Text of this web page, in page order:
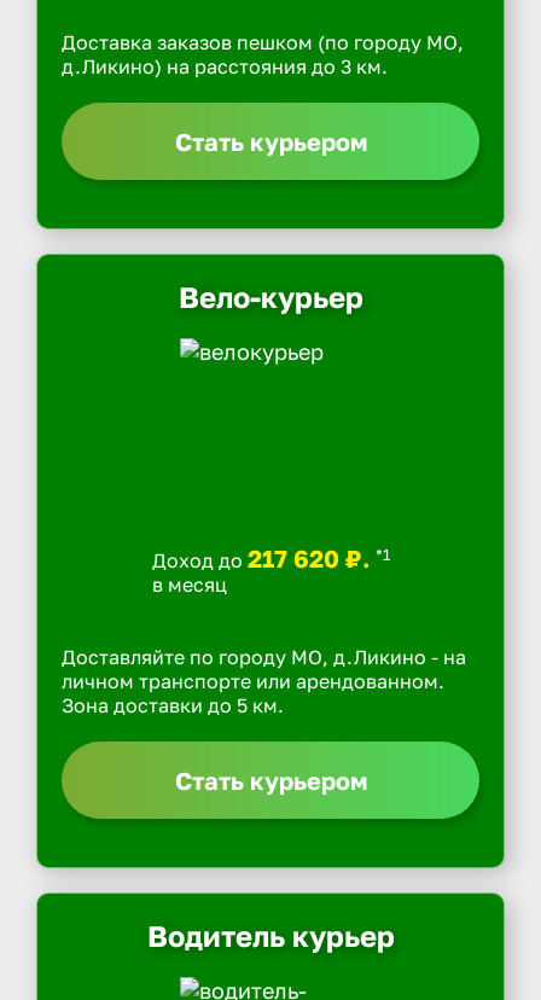
Доставка заказов пешком (по городу МО,
д.Ликино) на расстояния до 3 км.
Стать курьером
Вело-курьер
Доход до 217 620 ₽. *1
в месяц
Доставляйте по городу МО, д.Ликино - на
личном транспорте или арендованном.
Зона доставки до 5 км.
Стать курьером
Водитель курьер